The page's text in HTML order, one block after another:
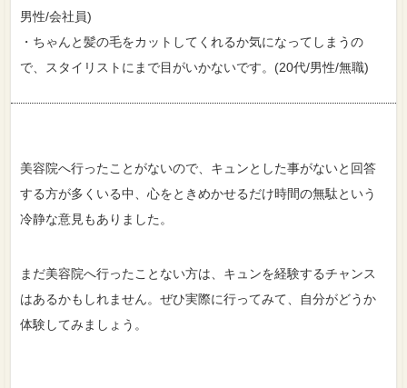
男性/会社員)
・ちゃんと髪の毛をカットしてくれるか気になってしまうの
で、スタイリストにまで目がいかないです。(20代/男性/無職)
美容院へ行ったことがないので、キュンとした事がないと回答
する方が多くいる中、心をときめかせるだけ時間の無駄という
冷静な意見もありました。
まだ美容院へ行ったことない方は、キュンを経験するチャンス
はあるかもしれません。ぜひ実際に行ってみて、自分がどうか
体験してみましょう。